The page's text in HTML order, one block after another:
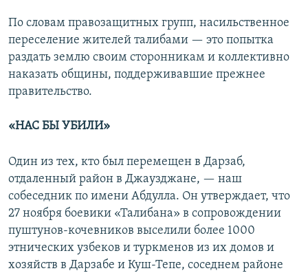
По словам правозащитных групп, насильственное
переселение жителей талибами — это попытка
раздать землю своим сторонникам и коллективно
наказать общины, поддерживавшие прежнее
правительство.
«НАС БЫ УБИЛИ»
Один из тех, кто был перемещен в Дарзаб,
отдаленный район в Джаузджане, — наш
собеседник по имени Абдулла. Он утверждает, что
27 ноября боевики «Талибана» в сопровождении
пуштунов-кочевников выселили более 1000
этнических узбеков и туркменов из их домов и
хозяйств в Дарзабе и Куш-Тепе, соседнем районе